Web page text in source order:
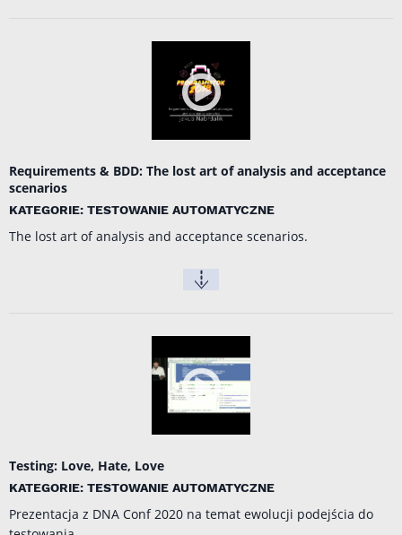
Requirements & BDD: The lost art of analysis and acceptance
scenarios
KATEGORIE: TESTOWANIE AUTOMATYCZNE
The lost art of analysis and acceptance scenarios.
Testing: Love, Hate, Love
KATEGORIE: TESTOWANIE AUTOMATYCZNE
Prezentacja z DNA Conf 2020 na temat ewolucji podejścia do